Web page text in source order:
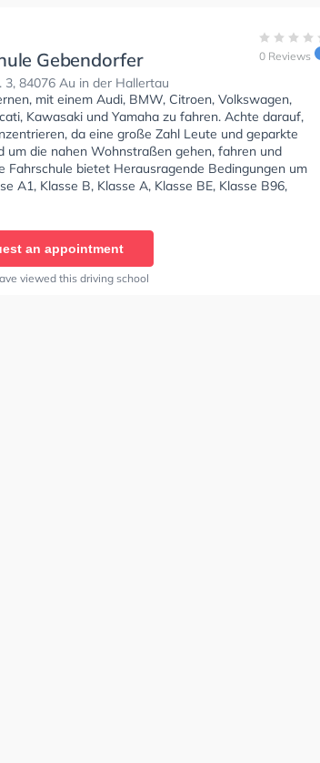
Gebendorfer
3, 84076 Au in der Hallertau
0 Reviews
mit einem Audi, BMW, Citroen, Volkswagen,
Kawasaki und Yamaha zu fahren. Achte darauf,
da eine große Zahl Leute und geparkte
um die nahen Wohnstraßen gehen, fahren und
Fahrschule bietet Herausragende Bedingungen um
A1, Klasse B, Klasse A, Klasse BE, Klasse B96,
Klasse BF17, Klasse A2, Klasse C1, Klasse C1E, Klasse
T zu erhalten. In der Fahrschule Gebendorfer Sie
Termin online anfragen.
an appointment
viewed this driving school